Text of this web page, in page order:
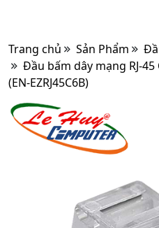
Trang chủ Sản Phẩm
Đầu bấm dây mạng RJ-
(EN-EZRJ45C6B)